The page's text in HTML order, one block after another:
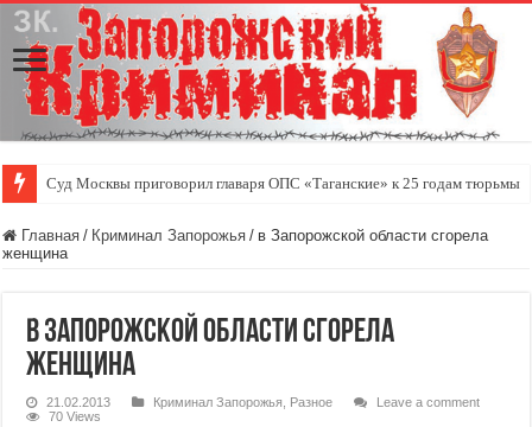
Суд Москвы приговорил главаря ОПС «Таганские» к 25 годам тюрьмы
Главная / Криминал Запорожья / в Запорожской области сгорела
женщина
в Запорожской области сгорела
женщина
21.02.2013 Криминал Запорожья Разное
Leave a comment
70 Views